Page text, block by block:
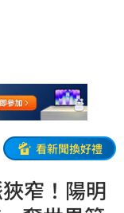
看新聞換好禮
窄！陽明